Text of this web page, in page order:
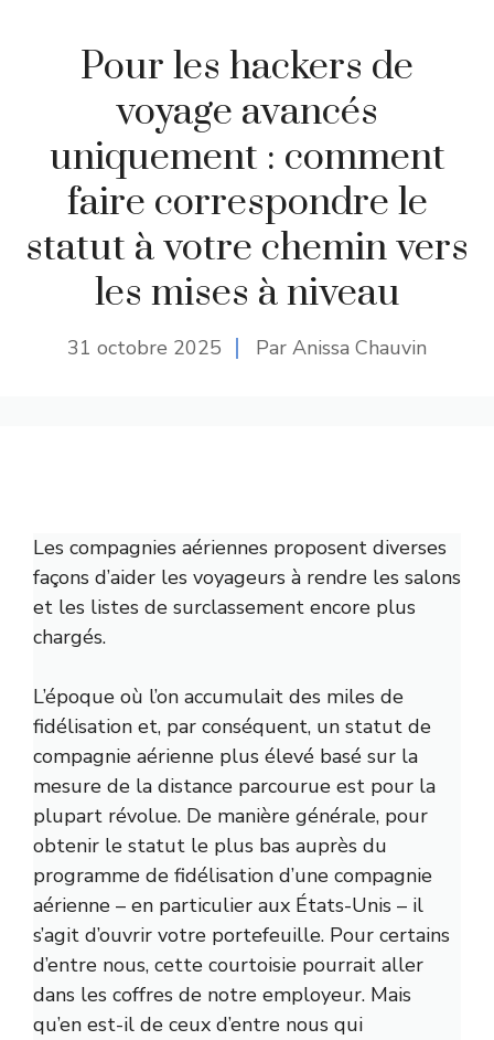
Pour les hackers de
voyage avancés
uniquement : comment
faire correspondre le
statut à votre chemin vers
les mises à niveau
31 octobre 2025 Par Anissa Chauvin
Les compagnies aériennes proposent diverses
façons d’aider les voyageurs à rendre les salons
et les listes de surclassement encore plus
chargés.
L’époque où l’on accumulait des miles de
fidélisation et, par conséquent, un statut de
compagnie aérienne plus élevé basé sur la
mesure de la distance parcourue est pour la
plupart révolue. De manière générale, pour
obtenir le statut le plus bas auprès du
programme de fidélisation d’une compagnie
aérienne – en particulier aux États-Unis – il
s’agit d’ouvrir votre portefeuille. Pour certains
d’entre nous, cette courtoisie pourrait aller
dans les coffres de notre employeur. Mais
qu’en est-il de ceux d’entre nous qui